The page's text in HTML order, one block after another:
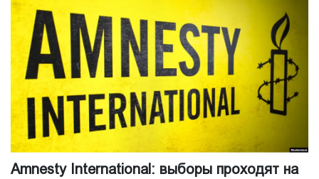
Amnesty International: выборы проходят на